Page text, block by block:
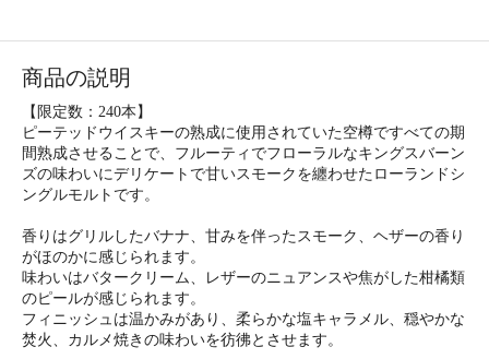
商品の説明
【限定数：240本】
ピーテッドウイスキーの熟成に使用されていた空樽ですべての期
間熟成させることで、フルーティでフローラルなキングスバーン
ズの味わいにデリケートで甘いスモークを纏わせたローランドシ
ングルモルトです。
香りはグリルしたバナナ、甘みを伴ったスモーク、ヘザーの香り
がほのかに感じられます。
味わいはバタークリーム、レザーのニュアンスや焦がした柑橘類
のピールが感じられます。
フィニッシュは温かみがあり、柔らかな塩キャラメル、穏やかな
焚火、カルメ焼きの味わいを彷彿とさせます。